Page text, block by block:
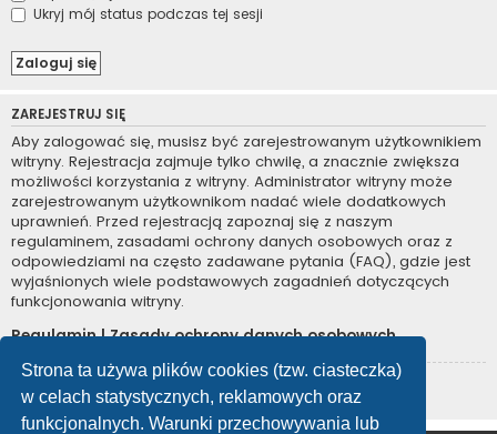
Strona ta używa plików cookies (tzw. ciasteczka)
w celach statystycznych, reklamowych oraz
funkcjonalnych. Warunki przechowywania lub
Ukryj mój status podczas tej sesji
ZAREJESTRUJ SIĘ
Aby zalogować się, musisz być zarejestrowanym użytkownikiem
witryny. Rejestracja zajmuje tylko chwilę, a znacznie zwiększa
możliwości korzystania z witryny. Administrator witryny może
zarejestrowanym użytkownikom nadać wiele dodatkowych
uprawnień. Przed rejestracją zapoznaj się z naszym
regulaminem, zasadami ochrony danych osobowych oraz z
odpowiedziami na często zadawane pytania (FAQ), gdzie jest
wyjaśnionych wiele podstawowych zagadnień dotyczących
funkcjonowania witryny.
Regulamin|Zasady ochrony danych osobowych
Zarejestruj się